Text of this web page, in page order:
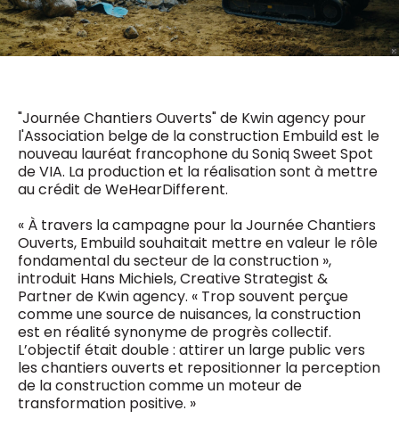
"Journée Chantiers Ouverts" de Kwin agency pour
l'Association belge de la construction Embuild est le
nouveau lauréat francophone du Soniq Sweet Spot
de VIA. La production et la réalisation sont à mettre
au crédit de WeHearDifferent.
« À travers la campagne pour la Journée Chantiers
Ouverts, Embuild souhaitait mettre en valeur le rôle
fondamental du secteur de la construction »,
introduit Hans Michiels, Creative Strategist &
Partner de Kwin agency. « Trop souvent perçue
comme une source de nuisances, la construction
est en réalité synonyme de progrès collectif.
L’objectif était double : attirer un large public vers
les chantiers ouverts et repositionner la perception
de la construction comme un moteur de
transformation positive. »
0498 88 64 89
f.bouchar@mm.be
0475 97 12 57
g.byl@mm.be
Chief Editor
Damien Lemaire
d.lemaire@mm.be
VALIDER
Daily
Freemium
access
5 x week
MM e - News
1 x week
MM Brunch
1 x week
10 x year
Research
10 x year
MM Blue
4 x year
MM Magazine
(digital)
Des questions ?